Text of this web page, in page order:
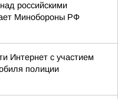
российскими
Минобороны РФ
Интернет с участием
полиции